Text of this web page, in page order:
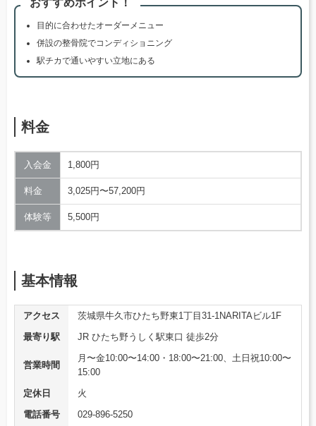
目的に合わせたオーダーメニュー
併設の整骨院でコンディショニング
駅チカで通いやすい立地にある
料金
入会金 1,800円
料金 3,025円〜57,200円
体験等 5,500円
基本情報
アクセス
茨城県牛久市ひたち野東1丁目31-1NARITAビル1F
最寄り駅
JR ひたち野うしく駅東口 徒歩2分
営業時間
月〜金10:00〜14:00・18:00〜21:00、土日祝10:00〜
15:00
定休日
火
電話番号
029-896-5250